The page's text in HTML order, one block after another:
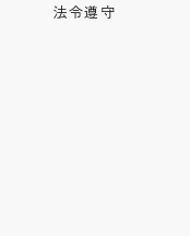
法令遵守